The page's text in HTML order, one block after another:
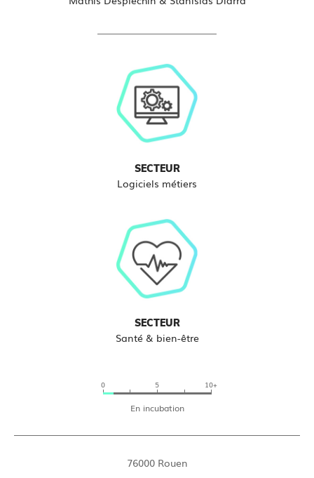
SECTEUR
Logiciels métiers
SECTEUR
Santé & bien-être
0 5 10+
En incubation
76000 Rouen